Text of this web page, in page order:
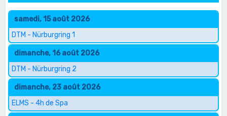
samedi, 15 août 2026
DTM - Nürburgring 1
dimanche, 16 août 2026
DTM - Nürburgring 2
dimanche, 23 août 2026
ELMS - 4h de Spa